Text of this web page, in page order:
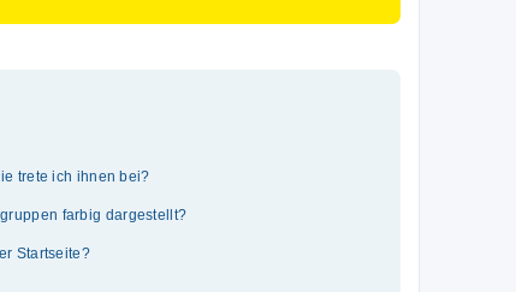
trete ich ihnen bei?
farbig dargestellt?
Startseite?